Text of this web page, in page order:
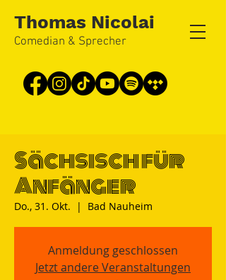
Thomas Nicolai
Comedian & Sprecher
Sächsisch für
Anfänger
Do., 31. Okt.
  |
Bad Nauheim
Anmeldung geschlossen
Jetzt andere Veranstaltungen